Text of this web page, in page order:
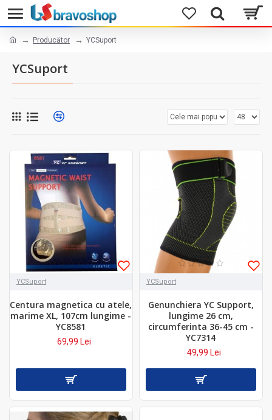
Producător YCSuport
YCSuport
YCSuport
Centura magnetica cu atele,
marime XL, 107cm lungime -
YC8581
69,99 Lei
YCSuport
Genunchiera YC Support,
lungime 26 cm,
circumferinta 36-45 cm -
YC7314
49,99 Lei